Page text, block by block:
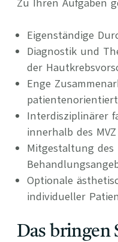
Zu Ihren Aufgaben
Eigenständige
Diagnostik und
der
Enge
Interdisziplinärer
innerhalb des MVZ
Mitgestaltung
Optionale
individueller
Das bringen